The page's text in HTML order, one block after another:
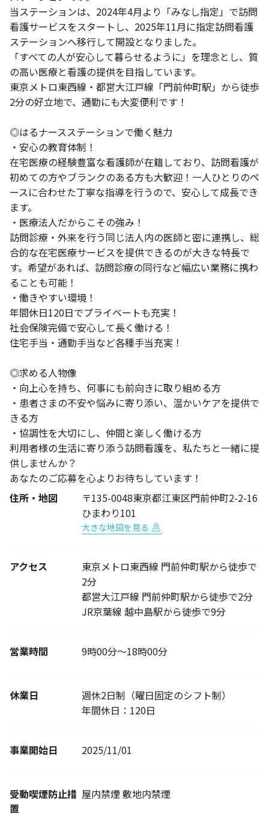
当ステーションは、2024年4月より「みなし指定」で訪問
看護サービスをスタートし、2025年11月に指定訪問看護
ステーションへ移行して開設となりました。
「すべての人が安心して暮らせるように」を理念とし、質
の高い医療と看護の提供を目指しています。
東京メトロ東西線・都営大江戸線「門前仲町駅」から徒歩
2分の好立地で、通勤にも大変便利です！
◎はるナースステーションで働く魅力
・安心の教育体制！
在宅医療の経験豊富な看護師が在籍しており、訪問看護が
初めての方やブランクのある方も大歓迎！一人ひとりのペ
ースに合わせた丁寧な指導を行うので、安心して成長でき
ます。
・医療法人だからこその強み！
訪問診療・外来を行う同じ法人内の医師と密に連携し、総
合的な在宅医療サービスを提供できるのが大きな特長で
す。希望があれば、訪問診療の同行など幅広い業務に携わ
ることも可能！
・働きやすい環境！
年間休日120日でプライベートも充実！
社会保険完備で安心して長く働ける！
住宅手当・通勤手当など各種手当充実！
◎求める人物像
・向上心を持ち、何事にも前向きに取り組める方
・患者さまの不安や悩みに寄り添い、温かいケアを提供で
きる方
・協調性を大切にし、仲間と楽しく働ける方
利用者様の生活に寄り添う訪問看護を、私たちと一緒に提
供しませんか？
あなたのご応募を心よりお待ちしています！
住所・地図
〒135-0048東京都江東区門前仲町2-2-16
ひまわり101
大きな地図を見る
アクセス
東京メトロ東西線 門前仲町駅から徒歩で
2分
都営大江戸線 門前仲町駅から徒歩で2分
JR京葉線 越中島駅から徒歩で9分
営業時間 9時00分〜18時00分
休業日
週休2日制（曜日固定のシフト制）
年間休日：120日
事業開始日 2025/11/01
受動喫煙防止措
置
屋内禁煙 敷地内禁煙